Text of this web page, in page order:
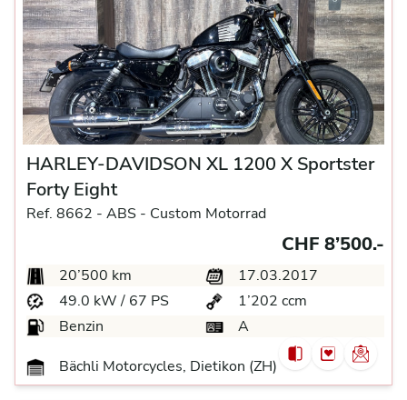
HARLEY-DAVIDSON XL 1200 X Sportster
Forty Eight
Ref. 8662 - ABS - Custom Motorrad
CHF 8’500.-
20’500 km
17.03.2017
49.0 kW / 67 PS
1’202 ccm
Benzin
A
Bächli Motorcycles, Dietikon (ZH)